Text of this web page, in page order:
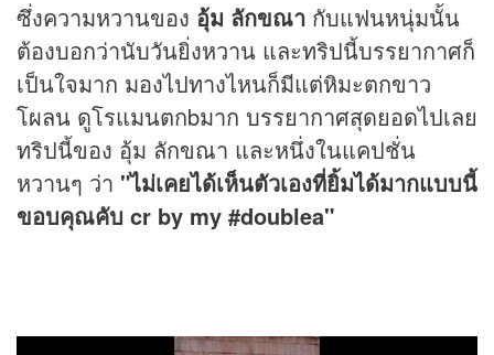
ซึ่งความหวานของ อุ้ม ลักขณา กับแฟนหนุ่มนั้น
ต้องบอกว่านับวันยิ่งหวาน และทริปนี้บรรยากาศก็
เป็นใจมาก มองไปทางไหนก็มีแต่หิมะตกขาว
โผลน ดูโรแมนตกbมาก บรรยากาศสุดยอดไปเลย
ทริปนี้ของ อุ้ม ลักขณา และหนึ่งในแคปชั่น
หวานๆ ว่า "ไม่เคยได้เห็นตัวเองที่ยิ้มได้มากแบบนี้
ขอบคุณคับ cr by my #doublea"